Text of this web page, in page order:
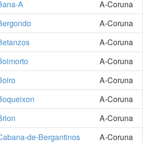
A
A-Coruna
A-Coruna
A-Coruna
A-Coruna
A-Coruna
A-Coruna
A-Coruna
de-Bergantinos
A-Coruna